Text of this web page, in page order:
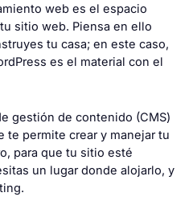
web es el espacio
sitio web. Piensa en ello
tu casa; en este caso,
es el material con el
gestión de contenido (CMS)
te permite crear y manejar tu
para que tu sitio esté
un lugar donde alojarlo, y